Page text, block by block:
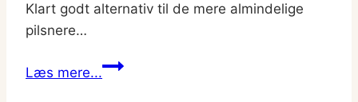
Klart godt alternativ til de mere almindelige
pilsnere…
Læs mere...Helles